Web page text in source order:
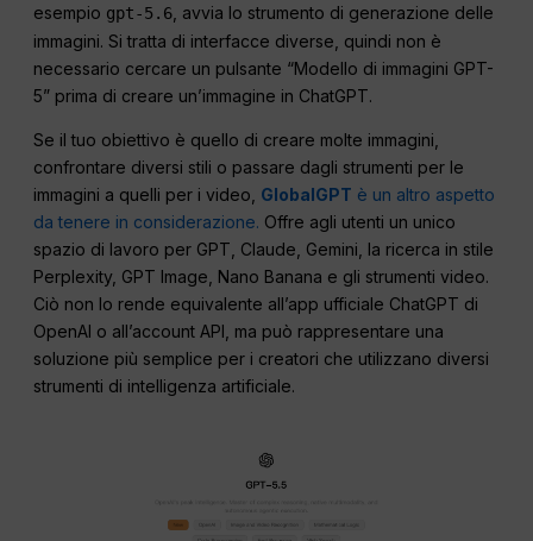
esempio gpt-5.6 , avvia lo strumento di generazione delle
immagini. Si tratta di interfacce diverse, quindi non è
necessario cercare un pulsante “Modello di immagini GPT-
5” prima di creare un’immagine in ChatGPT.
Se il tuo obiettivo è quello di creare molte immagini,
confrontare diversi stili o passare dagli strumenti per le
immagini a quelli per i video, GlobalGPT è un altro aspetto
da tenere in considerazione. Offre agli utenti un unico
spazio di lavoro per GPT, Claude, Gemini, la ricerca in stile
Perplexity, GPT Image, Nano Banana e gli strumenti video.
Ciò non lo rende equivalente all’app ufficiale ChatGPT di
OpenAI o all’account API, ma può rappresentare una
soluzione più semplice per i creatori che utilizzano diversi
strumenti di intelligenza artificiale.